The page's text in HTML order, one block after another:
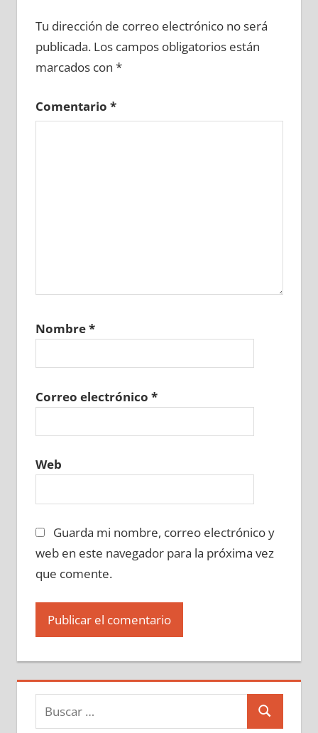
Tu dirección de correo electrónico no será
publicada. Los campos obligatorios están
marcados con *
Comentario *
Nombre*
Correo electrónico *
Web
Guarda mi nombre, correo electrónico y
web en este navegador para la próxima vez
que comente.
Buscar